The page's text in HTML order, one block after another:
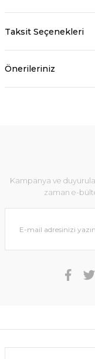
Taksit Seçenekleri
Önerileriniz
Kampanya ve
zaman e-